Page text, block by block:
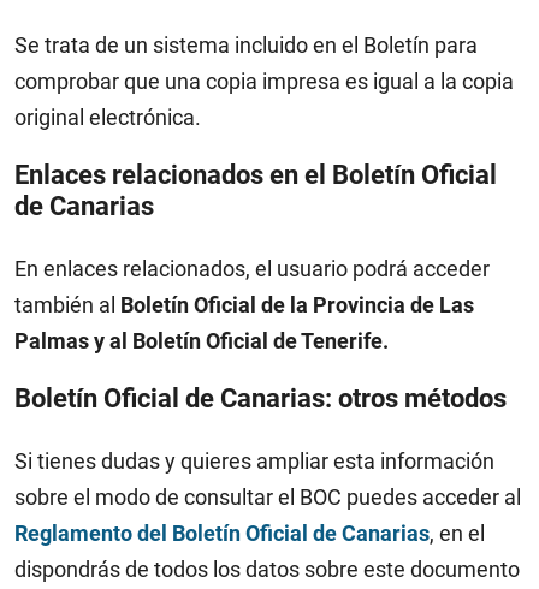
Se trata de un sistema incluido en el Boletín para
comprobar que una copia impresa es igual a la copia
original electrónica.
Enlaces relacionados en el Boletín Oficial
de Canarias
En enlaces relacionados, el usuario podrá acceder
también al Boletín Oficial de la Provincia de Las
Palmas y al Boletín Oficial de Tenerife.
Boletín Oficial de Canarias: otros métodos
Si tienes dudas y quieres ampliar esta información
sobre el modo de consultar el BOC puedes acceder al
Reglamento del Boletín Oficial de Canarias, en el
dispondrás de todos los datos sobre este documento